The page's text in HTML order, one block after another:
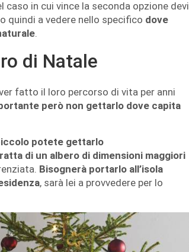
in cui vince la seconda opzione devi
quindi a vedere nello specifico dove
.
di Natale
fatto il loro percorso di vita per anni
però non gettarlo dove capita
potete gettarlo
di un albero di dimensioni maggiori
Bisognerà portarlo all’isola
, sarà lei a provvedere per lo